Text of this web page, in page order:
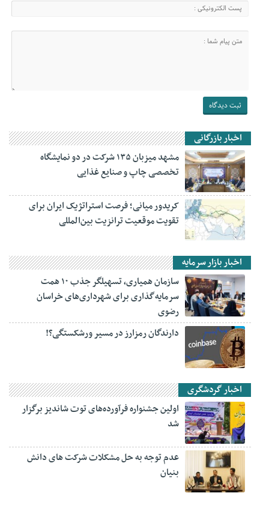
اخبار بازرگانی
مشهد میزبان ۱۳۵ شرکت در دو نمایشگاه
تخصصی چاپ و صنایع غذایی
کریدور میانی؛ فرصت استراتژیک ایران برای
تقویت موقعیت ترانزیت بین‌المللی
اخبار بازار سرمایه
سازمان همیاری، تسهیلگر جذب ۱۰ همت
سرمایه‌گذاری برای شهرداری‌های خراسان
رضوی
دارندگان رمزارز در مسیر ورشکستگی؟!
اخبار گردشگری
اولین جشنواره فرآورده‌های توت شاندیز برگزار
شد
عدم توجه به حل مشکلات شرکت های دانش
بنیان